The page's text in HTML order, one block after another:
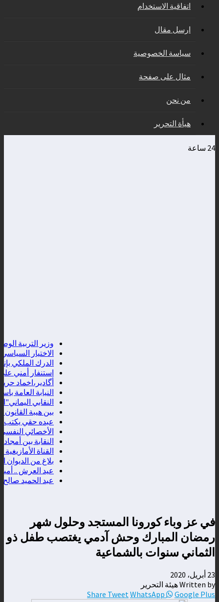
اتفاقية الاستخدام
ارسل مقال
سياسة الخصوصية
مثال على صفحة
من نحن
هيأة التحرير
24 ساعة
وزير التربية
الاختيار السياسي
الدرك الملكي
استنفار أمني على
أگادير،اخماد حريق
النيابة العامة
النقابي
بين هيبة القانون
عبده حقي يكتب
الأخصائي النفسي
النقابة بين أمجاد
القناة الأمازيغية 8 تواصل تقريب المشاهد من نبض المدن المغربية عبر برنامج "فسحة الصيف"
بلاغ من الديوان
عيد العرش .. أمير
عبد الحميد صالح
في عز وباء كورونا المستجد وحلول شهر
رمضان المبارك وحش آدمي يغتصب طفل ذو
الثماني سنوات بالشماعية
23 أبريل، 2020
Written by هيئة التحرير
Share Tweet WhatsApp Google Plus